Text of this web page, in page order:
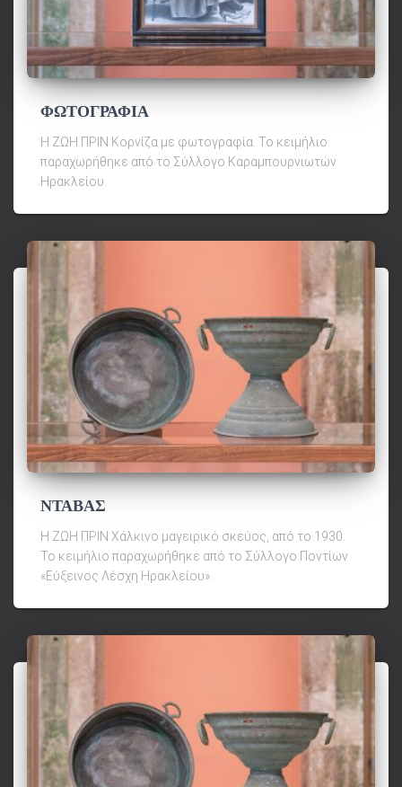
ΦΩΤΟΓΡΑΦΙΑ
Η ΖΩΗ ΠΡΙΝ Κορνίζα με φωτογραφία. Το κειμήλιο
παραχωρήθηκε από το Σύλλογο Καραμπουρνιωτών
Ηρακλείου.
ΝΤΑΒΑΣ
Η ΖΩΗ ΠΡΙΝ Χάλκινο μαγειρικό σκεύος, από το 1930.
Το κειμήλιο παραχωρήθηκε από το Σύλλογο Ποντίων
«Εύξεινος Λέσχη Ηρακλείου».